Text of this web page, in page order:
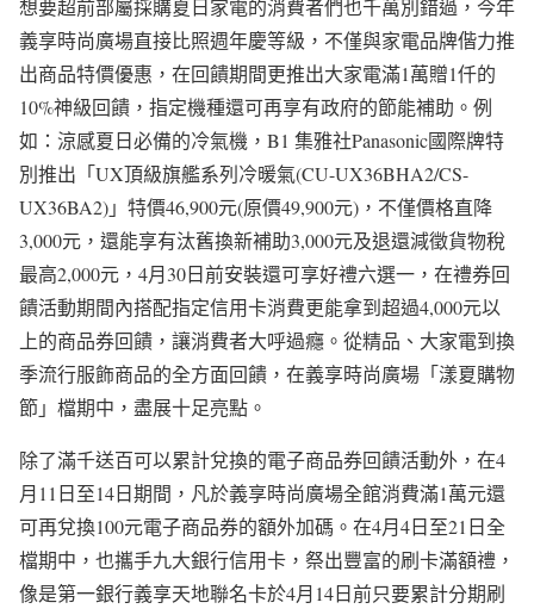
想要超前部屬採購夏日家電的消費者們也千萬別錯過，今年
義享時尚廣場直接比照週年慶等級，不僅與家電品牌偕力推
出商品特價優惠，在回饋期間更推出大家電滿1萬贈1仟的
10%神級回饋，指定機種還可再享有政府的節能補助。例
如：涼感夏日必備的冷氣機，B1 集雅社Panasonic國際牌特
別推出「UX頂級旗艦系列冷暖氣(CU-UX36BHA2/CS-
UX36BA2)」特價46,900元(原價49,900元)，不僅價格直降
3,000元，還能享有汰舊換新補助3,000元及退還減徵貨物稅
最高2,000元，4月30日前安裝還可享好禮六選一，在禮券回
饋活動期間內搭配指定信用卡消費更能拿到超過4,000元以
上的商品券回饋，讓消費者大呼過癮。從精品、大家電到換
季流行服飾商品的全方面回饋，在義享時尚廣場「漾夏購物
節」檔期中，盡展十足亮點。
除了滿千送百可以累計兌換的電子商品券回饋活動外，在4
月11日至14日期間，凡於義享時尚廣場全館消費滿1萬元還
可再兌換100元電子商品券的額外加碼。在4月4日至21日全
檔期中，也攜手九大銀行信用卡，祭出豐富的刷卡滿額禮，
像是第一銀行義享天地聯名卡於4月14日前只要累計分期刷